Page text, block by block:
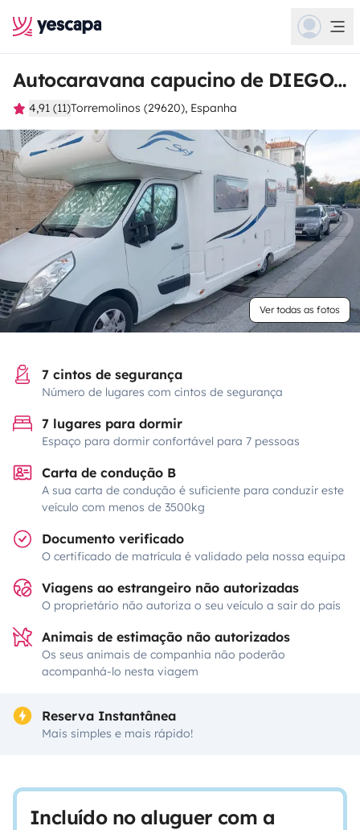
Autocaravana capucino de DIEGO JOAQUIN
4,91 (11)Torremolinos (29620), Espanha
Ver todas as fotos
7 cintos de segurança
Número de lugares com cintos de segurança
7 lugares para dormir
Espaço para dormir confortável para 7 pessoas
Carta de condução B
A sua carta de condução é suficiente para conduzir este
veículo com menos de 3500kg
Documento verificado
O certificado de matrícula é validado pela nossa equipa
Viagens ao estrangeiro não autorizadas
O proprietário não autoriza o seu veículo a sair do país
Animais de estimação não autorizados
Os seus animais de companhia não poderão
acompanhá-lo nesta viagem
Reserva Instantânea
Mais simples e mais rápido!
Incluído no aluguer com a